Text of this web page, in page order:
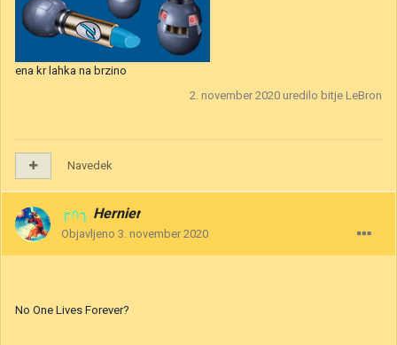
ena kr lahka na brzino
2. november 2020 uredilo bitje LeBron
Navedek
╭∩╮ Hernier
Objavljeno 3. november 2020
No One Lives Forever?